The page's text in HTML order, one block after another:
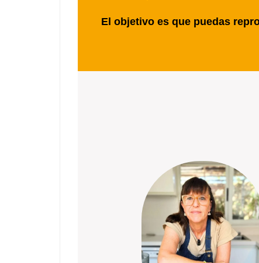
El objetivo es que puedas